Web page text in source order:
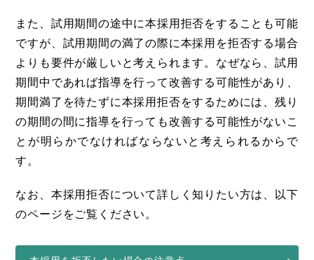
また、試用期間の途中に本採用拒否をすることも可能
ですが、試用期間の満了の際に本採用を拒否する場合
よりも要件が厳しいと考えられます。なぜなら、試用
期間中であれば指導を行って改善する可能性があり、
期間満了を待たずに本採用拒否をするためには、残り
の期間の間に指導を行っても改善する可能性がないこ
とが明らかでなければならないと考えられるからで
す。
なお、本採用拒否について詳しく知りたい方は、以下
のページをご覧ください。